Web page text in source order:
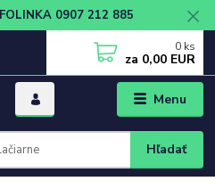
0907 212 885
Menu
Hľadať
0 ks
za 0,00 EUR